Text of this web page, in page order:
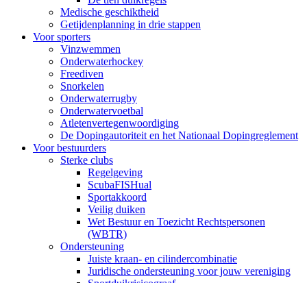
Medische geschiktheid
Getijdenplanning in drie stappen
Voor sporters
Vinzwemmen
Onderwaterhockey
Freediven
Snorkelen
Onderwaterrugby
Onderwatervoetbal
Atletenvertegenwoordiging
De Dopingautoriteit en het Nationaal Dopingreglement
Voor bestuurders
Sterke clubs
Regelgeving
ScubaFISHual
Sportakkoord
Veilig duiken
Wet Bestuur en Toezicht Rechtspersonen
(WBTR)
Ondersteuning
Juiste kraan- en cilindercombinatie
Juridische ondersteuning voor jouw vereniging